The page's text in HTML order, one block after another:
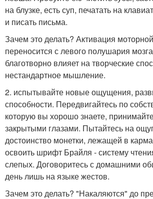
на блузке, есть суп, печатать на
и писать письма.
Зачем это делать? Активация
переносится с левого полушария
благотворно влияет на творческие
нестандартное мышление.
2. испытывайте новые ощущения,
способности. Передвигайтесь по
которую вы хорошо знаете,
закрытыми глазами. Пытайтесь на
достоинство монетки, лежащей в
освоить шрифт Брайля - систему
слепых. Договоритесь с домашними
день лишь на языке жестов.
Зачем это делать? "Накаляются" до